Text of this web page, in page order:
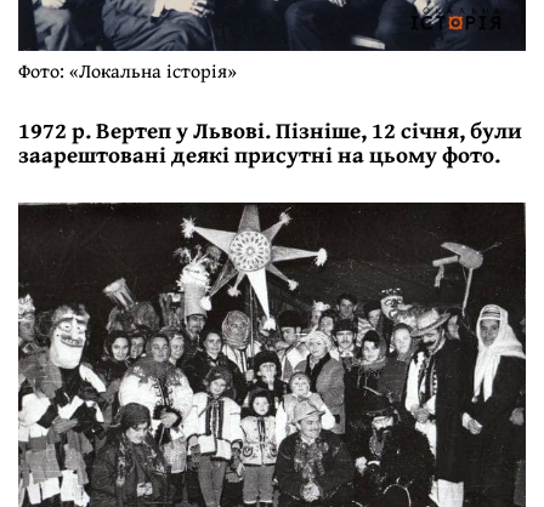
Фото: «Локальна історія»
1972 р. Вертеп у Львові. Пізніше, 12 січня, були
заарештовані деякі присутні на цьому фото.